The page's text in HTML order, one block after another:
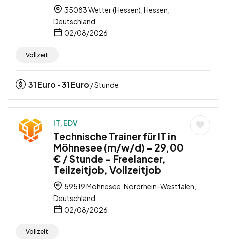
35083 Wetter (Hessen), Hessen,
Deutschland
02/08/2026
Vollzeit
31Euro -31Euro / Stunde
IT, EDV
Technische Trainer für IT in
Möhnesee (m/w/d) – 29,00
€ / Stunde – Freelancer,
Teilzeitjob, Vollzeitjob
59519 Möhnesee, Nordrhein-Westfalen,
Deutschland
02/08/2026
Vollzeit